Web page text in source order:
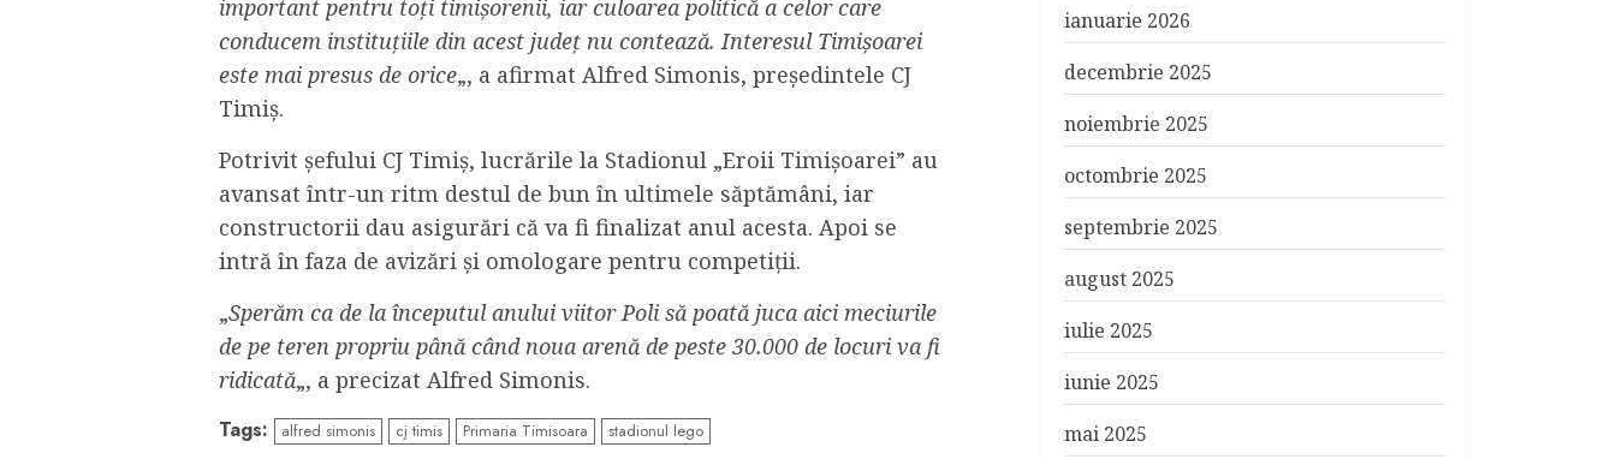
important pentru toți timișorenii, iar culoarea politică a celor care
conducem instituțiile din acest județ nu contează. Interesul Timișoarei
este mai presus de orice„, a afirmat Alfred Simonis, preşedintele CJ
Timiş.
Potrivit şefului CJ Timiş, lucrările la Stadionul „Eroii Timișoarei” au
avansat într-un ritm destul de bun în ultimele săptămâni, iar
constructorii dau asigurări că va fi finalizat anul acesta. Apoi se
intră în faza de avizări și omologare pentru competiții.
„Sperăm ca de la începutul anului viitor Poli să poată juca aici meciurile
de pe teren propriu până când noua arenă de peste 30.000 de locuri va fi
ridicată„, a precizat Alfred Simonis.
Tags: alfred simonis cj timis Primaria Timisoara stadionul lego
ianuarie 2026
decembrie 2025
noiembrie 2025
octombrie 2025
septembrie 2025
august 2025
iulie 2025
iunie 2025
mai 2025